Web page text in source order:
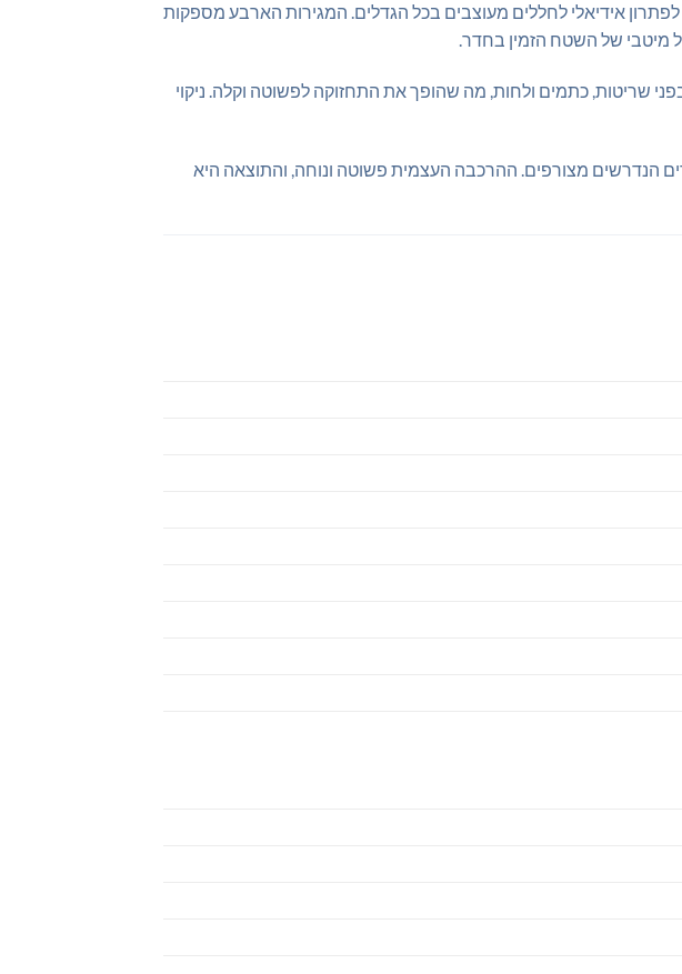
עומק 40 ס"מ) הופכות אותה לפתרון אידיאלי לחללים מעוצבים בכל הגדלים. המגירות הארבע מספקות
מיטבי של השטח הזמין בחדר.
שריטות, כתמים ולחות, מה שהופך את התחזוקה לפשוטה וקלה. ניקוי
הנדרשים מצורפים. ההרכבה העצמית פשוטה ונוחה, והתוצאה היא